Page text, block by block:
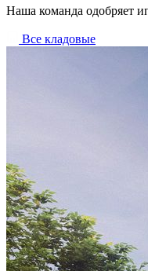
Наша команда одобряет
Все кладовые